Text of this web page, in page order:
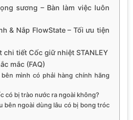
sương – Bàn làm việc luôn
& Nắp FlowState – Tối ưu tiện
chi tiết Cốc giữ nhiệt STANLEY
mắc (FAQ)
mình có phải hàng chính hãng
có bị trào nước ra ngoài không?
bên ngoài dùng lâu có bị bong tróc